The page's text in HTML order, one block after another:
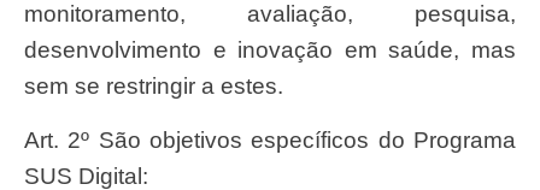
monitoramento, avaliação, pesquisa,
desenvolvimento e inovação em saúde, mas
sem se restringir a estes.
Art. 2º São objetivos específicos do Programa
SUS Digital: